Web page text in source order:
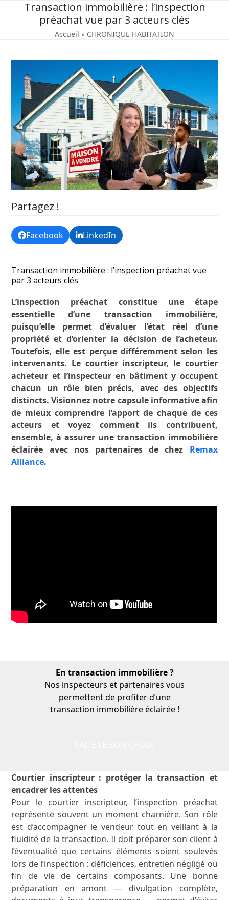
Transaction immobilière : l’inspection
préachat vue par 3 acteurs clés
Accueil » CHRONIQUE HABITATION
Partagez !
Facebook LinkedIn
Transaction immobilière : l’inspection préachat vue
par 3 acteurs clés
L’inspection préachat constitue une étape
essentielle d’une transaction immobilière,
puisqu’elle permet d’évaluer l’état réel d’une
propriété et d’orienter la décision de l’acheteur.
Toutefois, elle est perçue différemment selon les
intervenants. Le courtier inscripteur, le courtier
acheteur et l’inspecteur en bâtiment y occupent
chacun un rôle bien précis, avec des objectifs
distincts. Visionnez notre capsule informative afin
de mieux comprendre l’apport de chaque de ces
acteurs et voyez comment ils contribuent,
ensemble, à assurer une transaction immobilière
éclairée avec nos partenaires de chez Remax
Alliance.
En transaction immobilière ?
Nos inspecteurs et partenaires vous
permettent de profiter d’une
transaction immobilière éclairée !
Courtier inscripteur : protéger la transaction et
encadrer les attentes
Pour le courtier inscripteur, l’inspection préachat
représente souvent un moment charnière. Son rôle
est d’accompagner le vendeur tout en veillant à la
fluidité de la transaction. Il doit préparer son client à
l’éventualité que certains éléments soient soulevés
lors de l’inspection : déficiences, entretien négligé ou
fin de vie de certains composants. Une bonne
préparation en amont — divulgation complète,